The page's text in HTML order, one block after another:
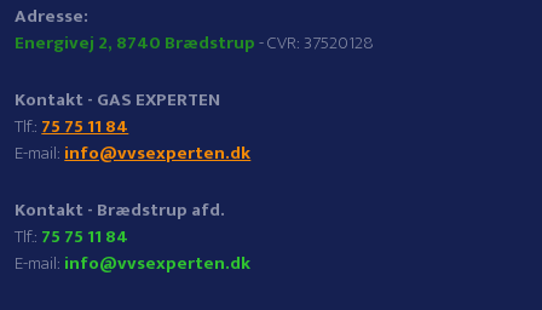
​Adresse:
Energivej 2, 8740 Brædstrup- CVR: 37520128
Kontakt - GAS EXPERTEN
​Tlf.:75 75 11 84
E-mail:info@vvsexperten.dk
Kontakt - Brædstrup afd.
​Tlf.: 75 75 11 84
E-mail: info@vvsexperten.dk